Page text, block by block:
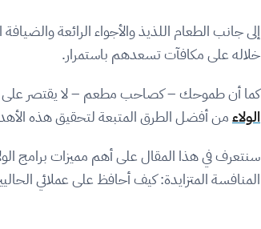
إلى جانب الطعام اللذيذ والأجواء الرائعة
خلاله على مكافآت تسعدهم باستمرار.
كما أن طموحك – كصاحب مطعم – لا يقتصر على
الولاءمن أفضل الطرق المتبعة لتحقيق هذه
سنتعرف في هذا المقال على أهم مميزات برامج
المنافسة المتزايدة:كيف أحافظ على عملائي